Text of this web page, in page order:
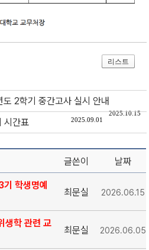
리스트
2학기 중간고사 실시 안내
2025.10.15
시간표 2025.09.01
글쓴이 날짜
학생명예
최문실 2026.06.15
생학 관련 교
최문실 2026.06.05